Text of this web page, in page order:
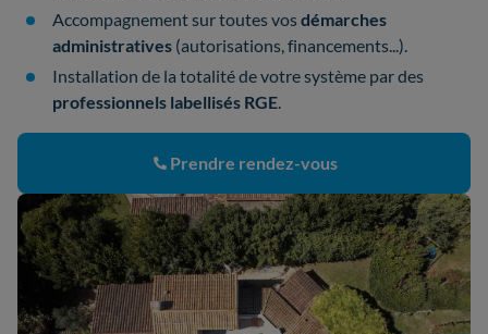
Accompagnement sur toutes vosdémarches
administratives (autorisations, financements...).
Installation de la totalité de votre système par des
professionnels labellisés RGE
Prendre rendez-vous